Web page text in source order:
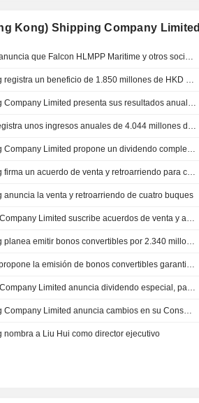
Kong) Shipping Company Limited
CSSC Hong Kong Shipping anuncia que Falcon HLMPP Maritime y otros socios venderán nueve buques de carga pesada de 13k por 264 millones de dólares
CSSC (Hong Kong) Shipping registra un beneficio de 1.850 millones de HKD en 2025
CSSC (Hong Kong) Shipping Company Limited presenta sus resultados anuales correspondientes al ejercicio cerrado el 31 de diciembre de 2025
Cssc Hong Kong Shipping registra unos ingresos anuales de 4.044 millones de HKD
CSSC (Hong Kong) Shipping Company Limited propone un dividendo complementario en efectivo para el ejercicio cerrado a 31 de diciembre de 2025, pagadero a más tardar el 31 de agosto de 2026
CSSC (Hong Kong) Shipping firma un acuerdo de venta y retroarriendo para cuatro buques portacontenedores
anuncia la venta y retroarriendo de cuatro buques
Cssc (Hong Kong) Shipping Company Limited suscribe acuerdos de venta y arrendamiento posterior de cuatro buques con Lucilla Maritime, Megara Maritime, Apollonas Maritime y Cronos Maritime
CSSC (Hong Kong) Shipping planea emitir bonos convertibles por 2.340 millones de HK$
CSSC Hong Kong Shipping propone la emisión de bonos convertibles garantizados al 0,75% por valor de 2.338 millones de HK$ con vencimiento en 2031
Cssc (Hong Kong) Shipping Company Limited anuncia dividendo especial, pagadero el 16 de marzo de 2026
CSSC (Hong Kong) Shipping Company Limited anuncia cambios en su Consejo de Administración y Comisiones, efectivos a partir del 6 de enero de 2026
a Liu Hui como director ejecutivo